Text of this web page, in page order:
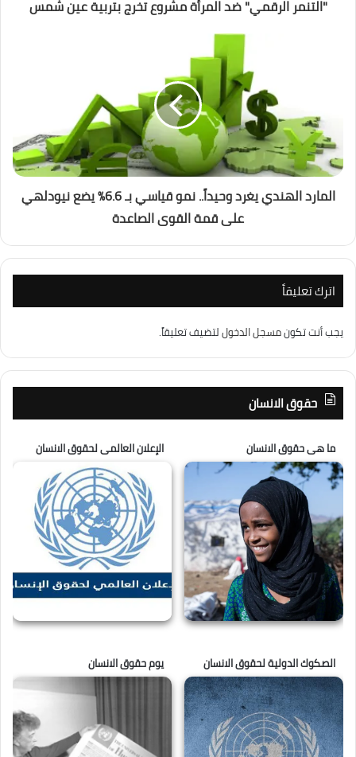
"التنمر الرقمي" ضد المرأة مشروع تخرج بتربية عين شمس
المارد الهندي يغرد وحيداً.. نمو قياسي بـ 6.6% يضع نيودلهي
على قمة القوى الصاعدة
اترك تعليقاً
يجب أنت تكونمسجل الدخوللتضيف تعليقاً.
حقوق الانسان
ما هى حقوق الانسان الإعلان العالمى لحقوق الانسان
الصكوك الدولية لحقوق الانسان يوم حقوق الانسان